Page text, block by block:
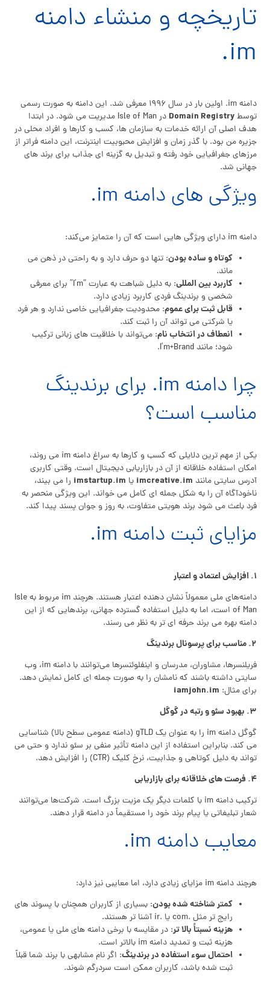
تاریخچه و منشاء دامنه
im.
دامنه im. اولین بار در سال ۱۹۹۶ معرفی شد. این دامنه به صورت رسمی
توسطDomain Registry
در Isle of Man مدیریت می‌ شود. در ابتدا
هدف اصلی آن ارائه خدمات به سازمان‌ ها، کسب‌ و کارها و افراد محلی در
جزیره من بود. با گذر زمان و افزایش محبوبیت اینترنت، این دامنه فراتر از
مرزهای جغرافیایی خود رفته و تبدیل به گزینه‌ ای جذاب برای برند های
جهانی شد.
ویژگی‌ های دامنه im.
دامنه im دارای ویژگی‌ هایی است که آن را متمایز می‌کند:
کوتاه و ساده بودن: تنها دو حرف دارد و به راحتی در ذهن می‌
ماند.
کاربرد بین‌ المللی
: به دلیل شباهت به عبارت “I’m” برای معرفی
شخصی و برندینگ فردی کاربرد زیادی دارد.
قابل ثبت برای عموم: محدودیت جغرافیایی خاصی ندارد و هر فرد
یا شرکتی می‌ تواند آن را ثبت کند.
انعطاف در انتخاب نام: می‌تواند با خلاقیت‌ های زبانی ترکیب
شود؛ مانند I’m+Brand.
چرا دامنه im. برای برندینگ
مناسب است؟
یکی از مهم‌ ترین دلایلی که کسب‌ و کارها به سراغ دامنه im می‌ روند،
امکان استفاده خلاقانه از آن در بازاریابی دیجیتال است. وقتی کاربری
آدرس سایتی مانند imcreative.im یا imstartup.im را می‌ بیند،
ناخودآگاه آن را به شکل جمله‌ ای کامل می‌ خواند. این ویژگی منحصر به
فرد باعث می‌ شود برند هویتی متفاوت، به‌ روز و جوان‌ پسند پیدا کند.
مزایای ثبت دامنه im.
۱. افزایش اعتماد و اعتبار
دامنه‌های ملی معمولاً نشان‌ دهنده اعتبار هستند. هرچند im مربوط به Isle
of Man است، اما به دلیل استفاده گسترده جهانی، برندهایی که از این
دامنه بهره می‌ برند حرفه‌ ای‌ تر به نظر می‌ رسند.
۲. مناسب برای پرسونال برندینگ
فریلنسرها، مشاوران، مدرسان و اینفلوئنسرها می‌توانند با دامنه im، وب‌
سایتی داشته باشند که نامشان را به صورت جمله‌ ای کامل نمایش دهد.
برای مثال: iamjohn.im
۳. بهبود سئو و رتبه در گوگل
گوگل دامنه im را به عنوان یک gTLD (دامنه عمومی سطح بالا) شناسایی
می‌ کند. بنابراین استفاده از این دامنه تأثیر منفی بر سئو ندارد و حتی می‌
تواند به دلیل کوتاهی و جذابیت، نرخ کلیک (CTR) را افزایش دهد.
۴. فرصت‌ های خلاقانه برای بازاریابی
ترکیب دامنه im با کلمات دیگر یک مزیت بزرگ است. شرکت‌ها می‌توانند
شعار تبلیغاتی یا پیام برند خود را مستقیماً در دامنه قرار دهند.
معایب دامنه im.
هرچند دامنه im مزایای زیادی دارد، اما معایبی نیز دارد:
کمتر شناخته شده بودن: بسیاری از کاربران همچنان با پسوند های
رایج‌ تر مثل .com یا .ir آشنا تر هستند.
هزینه نسبتاً بالا تر: در مقایسه با برخی دامنه‌ های ملی یا عمومی،
هزینه ثبت و تمدید دامنه im بالاتر است.
احتمال سوء استفاده در برندینگ: اگر نام مشابهی با برند شما قبلاً
ثبت شده باشد، کاربران ممکن است سردرگم شوند.